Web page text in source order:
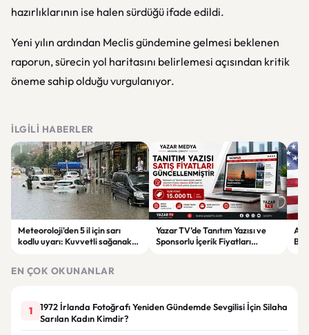
hazırlıklarının ise halen sürdüğü ifade edildi.
Yeni yılın ardından Meclis gündemine gelmesi beklenen
raporun, sürecin yol haritasını belirlemesi açısından kritik
öneme sahip olduğu vurgulanıyor.
İLGILI HABERLER
Meteoroloji'den 5 il için sarı
kodlu uyarı: Kuvvetli sağanak
Yazar TV’de Tanıtım Yazısı ve
Sponsorlu İçerik Fiyatları
EN ÇOK OKUNANLAR
1
1972 İrlanda Fotoğrafı Yeniden Gündemde Sevgilisi İçin Silaha
Sarılan Kadın Kimdir?